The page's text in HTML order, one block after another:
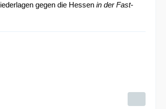
gegen die Hessen in der Fast-